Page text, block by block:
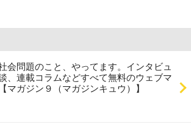
会問題のこと、やってます。インタビュ
、連載コラムなどすべて無料のウェブマ
マガジン９（マガジンキュウ）】